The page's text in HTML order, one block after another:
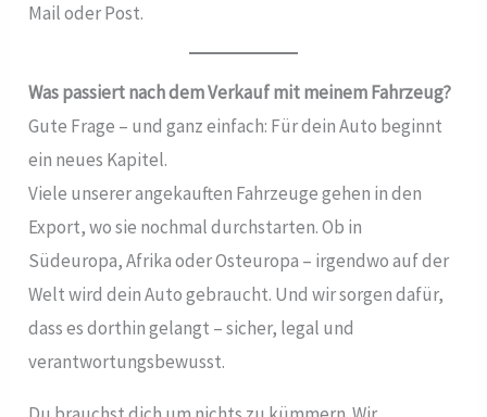
Mail oder Post.
Was passiert nach dem Verkauf mit meinem Fahrzeug?
Gute Frage – und ganz einfach: Für dein Auto beginnt
ein neues Kapitel.
Viele unserer angekauften Fahrzeuge gehen in den
Export, wo sie nochmal durchstarten. Ob in
Südeuropa, Afrika oder Osteuropa – irgendwo auf der
Welt wird dein Auto gebraucht. Und wir sorgen dafür,
dass es dorthin gelangt – sicher, legal und
verantwortungsbewusst.